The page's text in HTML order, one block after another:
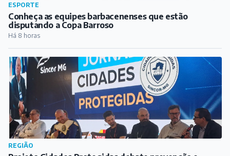
ESPORTE
Conheça as equipes barbacenenses que estão
disputando a Copa Barroso
Há 8 horas
REGIÃO